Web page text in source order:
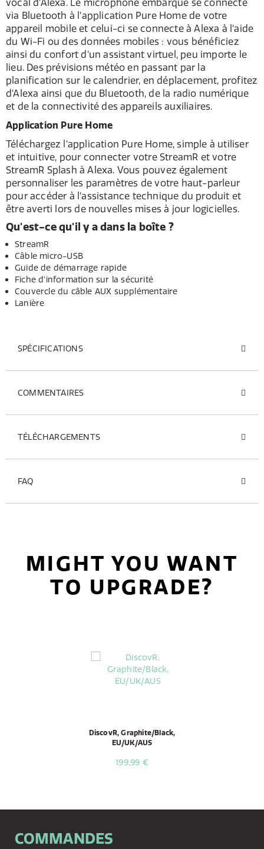
vocal d’Alexa. Le microphone embarqué se connecte
via Bluetooth à l’application Pure Home de votre
appareil mobile et celui-ci se connecte à Alexa à l’aide
du Wi-Fi ou des données mobiles : vous bénéficiez
ainsi du confort d’un assistant virtuel, peu importe le
lieu. Des prévisions météo en passant par la
planification sur le calendrier, en déplacement, profitez
d’Alexa ainsi que du Bluetooth, de la radio numérique
et de la connectivité des appareils auxiliaires.
Application Pure Home
Téléchargez l’application Pure Home, simple à utiliser
et intuitive, pour connecter votre StreamR et votre
StreamR Splash à Alexa. Vous pouvez également
personnaliser les paramètres de votre haut-parleur
pour accéder à l’assistance technique du produit et
être averti lors de nouvelles mises à jour logicielles.
Qu'est-ce qu'il y a dans la boîte ?
StreamR
Câble micro-USB
Guide de démarrage rapide
Fiche d'information sur la sécurité
Couvercle du câble AUX supplémentaire
Lanière
SPÉCIFICATIONS
COMMENTAIRES
TÉLÉCHARGEMENTS
FAQ
MIGHT YOU WANT
TO UPGRADE?
DiscovR, Graphite/Black,
EU/UK/AUS
199,99 €
COMMANDES